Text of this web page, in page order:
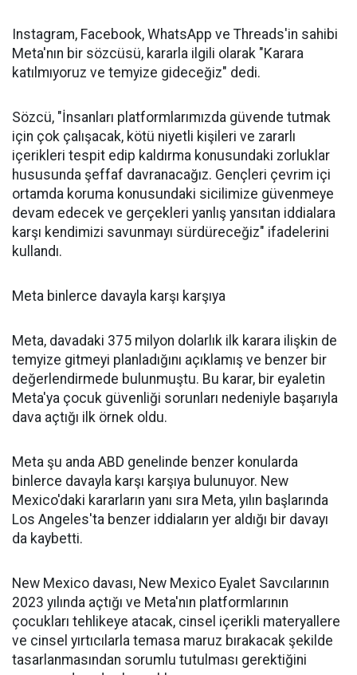
Instagram, Facebook, WhatsApp ve Threads'in sahibi
Meta'nın bir sözcüsü, kararla ilgili olarak "Karara
katılmıyoruz ve temyize gideceğiz" dedi.
Sözcü, "İnsanları platformlarımızda güvende tutmak
için çok çalışacak, kötü niyetli kişileri ve zararlı
içerikleri tespit edip kaldırma konusundaki zorluklar
hususunda şeffaf davranacağız. Gençleri çevrim içi
ortamda koruma konusundaki sicilimize güvenmeye
devam edecek ve gerçekleri yanlış yansıtan iddialara
karşı kendimizi savunmayı sürdüreceğiz" ifadelerini
kullandı.
Meta binlerce davayla karşı karşıya
Meta, davadaki 375 milyon dolarlık ilk karara ilişkin de
temyize gitmeyi planladığını açıklamış ve benzer bir
değerlendirmede bulunmuştu. Bu karar, bir eyaletin
Meta'ya çocuk güvenliği sorunları nedeniyle başarıyla
dava açtığı ilk örnek oldu.
Meta şu anda ABD genelinde benzer konularda
binlerce davayla karşı karşıya bulunuyor. New
Mexico'daki kararların yanı sıra Meta, yılın başlarında
Los Angeles'ta benzer iddiaların yer aldığı bir davayı
da kaybetti.
New Mexico davası, New Mexico Eyalet Savcılarının
2023 yılında açtığı ve Meta'nın platformlarının
çocukları tehlikeye atacak, cinsel içerikli materyallere
ve cinsel yırtıcılarla temasa maruz bırakacak şekilde
tasarlanmasından sorumlu tutulması gerektiğini